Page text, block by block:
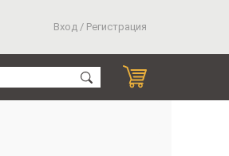
Вход / Регистрация